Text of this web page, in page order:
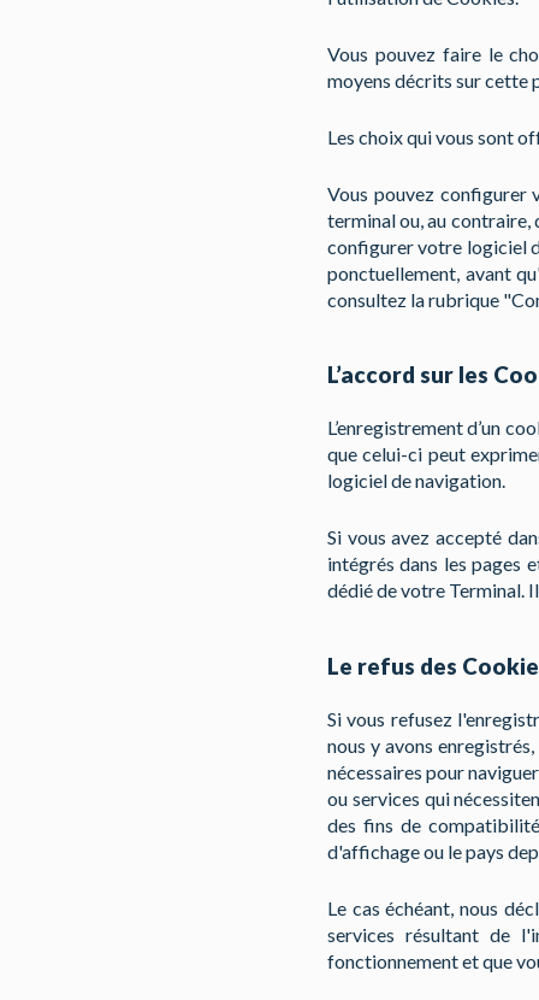
Vous pouvez faire le
moyens décrits sur cette
Les choix qui vous sont
Vous pouvez configurer
terminal ou, au contraire,
configurer votre logiciel
ponctuellement, avant
consultez la rubrique
L’accord sur les
L’enregistrement d’un
que celui-ci peut
logiciel de navigation.
Si vous avez accepté
intégrés dans les pages
dédié de votre Terminal.
Le refus des
Si vous refusez
nous y avons
nécessaires pour
ou services qui
des fins de
d'affichage ou le pays
Le cas échéant, nous
services résultant de
fonctionnement et que